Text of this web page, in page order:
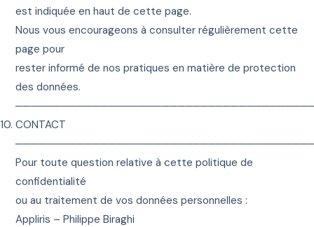
est indiquée en haut de cette page.
Nous vous encourageons à consulter régulièrement cette
page pour
rester informé de nos pratiques en matière de protection
des données.
CONTACT
Pour toute question relative à cette politique de
confidentialité
ou au traitement de vos données personnelles :
Appliris – Philippe Biraghi